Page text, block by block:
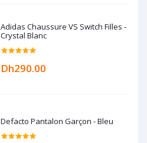
Adidas Chaussure VS Switch Filles -
Crystal Blanc
Dh290.00
Defacto Pantalon Garçon - Bleu